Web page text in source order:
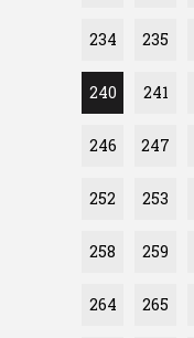
234 235
240 241
246 247
252 253
258 259
264 265